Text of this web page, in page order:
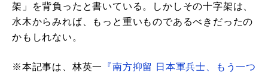
架」を背負ったと書いている。しかしその十字架は、
水木からみれば、もっと重いものであるべきだったの
かもしれない。
※本記事は、林英一
『南方抑留 日本軍兵士、もう一つ